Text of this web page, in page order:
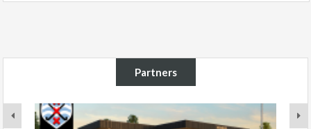
Partners